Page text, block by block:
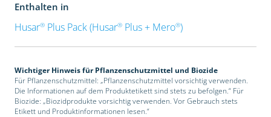
Enthalten in
Husar®Plus Pack (Husar®Plus + Mero®)
Wichtiger Hinweis für Pflanzenschutzmittel und Biozide
Für Pflanzenschutzmittel: „Pflanzenschutzmittel vorsichtig verwenden.
Die Informationen auf dem Produktetikett sind stets zu befolgen.“ Für
Biozide: „Biozidprodukte vorsichtig verwenden. Vor Gebrauch stets
Etikett und Produktinformationen lesen.“